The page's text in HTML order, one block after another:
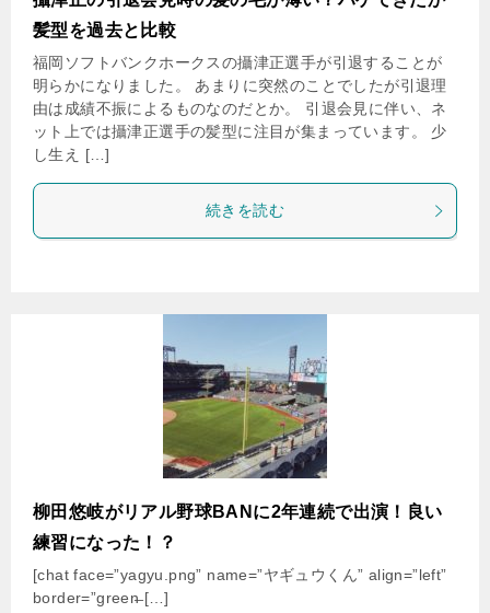
髪型を過去と比較
福岡ソフトバンクホークスの攝津正選手が引退することが
明らかになりました。 あまりに突然のことでしたが引退理
由は成績不振によるものなのだとか。 引退会見に伴い、ネ
ット上では攝津正選手の髪型に注目が集まっています。 少
し生え […]
続きを読む
柳田悠岐がリアル野球BANに2年連続で出演！良い
練習になった！？
[chat face=”yagyu.png” name=”ヤギュウくん” align=”left”
border=”green̶ […]